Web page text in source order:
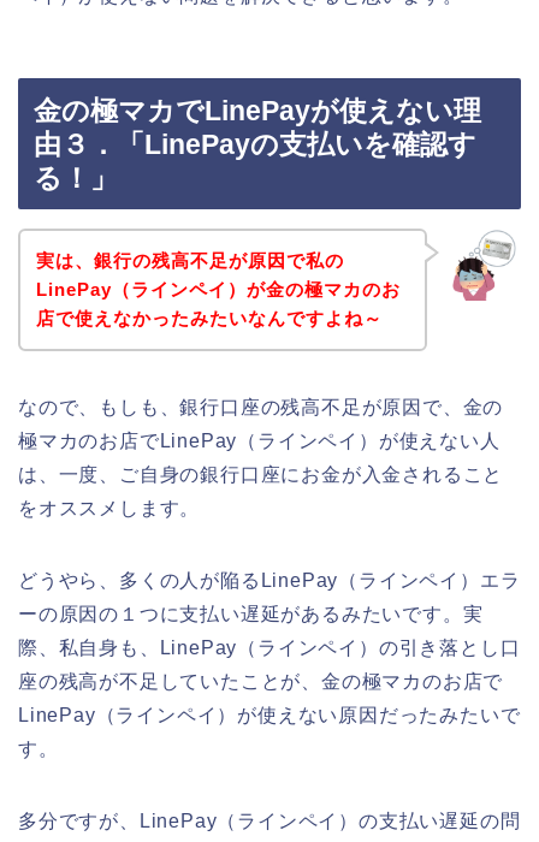
金の極マカでLinePayが使えない理
由３．「LinePayの支払いを確認す
る！」
実は、銀行の残高不足が原因で私の
LinePay（ラインペイ）が金の極マカのお
店で使えなかったみたいなんですよね～
なので、もしも、銀行口座の残高不足が原因で、金の
極マカのお店でLinePay（ラインペイ）が使えない人
は、一度、ご自身の銀行口座にお金が入金されること
をオススメします。
どうやら、多くの人が陥るLinePay（ラインペイ）エラ
ーの原因の１つに支払い遅延があるみたいです。実
際、私自身も、LinePay（ラインペイ）の引き落とし口
座の残高が不足していたことが、金の極マカのお店で
LinePay（ラインペイ）が使えない原因だったみたいで
す。
多分ですが、LinePay（ラインペイ）の支払い遅延の問